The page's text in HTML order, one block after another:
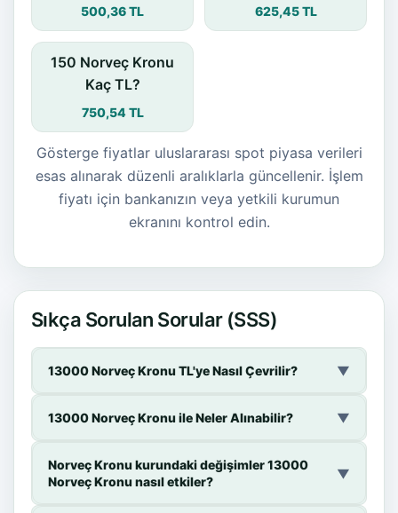
500,36 TL 625,45 TL
150 Norveç Kronu
Kaç TL?
750,54 TL
Gösterge fiyatlar uluslararası spot piyasa verileri
esas alınarak düzenli aralıklarla güncellenir. İşlem
fiyatı için bankanızın veya yetkili kurumun
ekranını kontrol edin.
Sıkça Sorulan Sorular (SSS)
13000 Norveç Kronu TL'ye Nasıl Çevrilir? ▼
13000 Norveç Kronu ile Neler Alınabilir? ▼
Norveç Kronu kurundaki değişimler 13000
Norveç Kronu nasıl etkiler?
▼